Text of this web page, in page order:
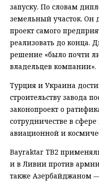
запуску. По словам
земельный участок. Он
проект самого
реализовать до конца.
решение «было почти
владельцев компании».
Турция и Украина
строительству завода
законопроект о
сотрудничестве в
авиационной и
Bayraktar TB2
и в Ливии против
также Азербайджаном